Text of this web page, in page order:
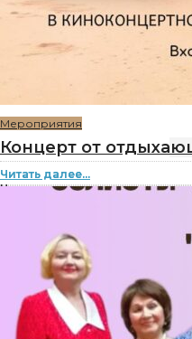
Мероприятия
Концерт от
Читать далее...